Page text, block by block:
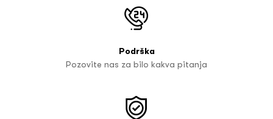
Podrška
Pozovite nas za bilo kakva pitanja